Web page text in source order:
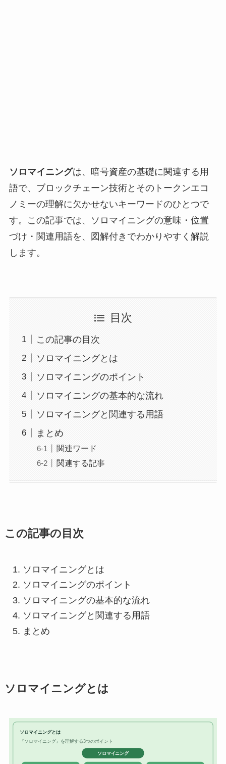
ソロマイニングは、暗号資産の基礎に関連する用
語で、ブロックチェーン技術とそのトークンエコ
ノミーの理解に欠かせないキーワードのひとつで
す。この記事では、ソロマイニングの意味・位置
づけ・関連用語を、図解付きでわかりやすく解説
します。
目次
この記事の目次
ソロマイニングとは
ソロマイニングのポイント
ソロマイニングの基本的な流れ
ソロマイニングと関連する用語
まとめ
関連ワード
関連する記事
この記事の目次
ソロマイニングとは
ソロマイニングのポイント
ソロマイニングの基本的な流れ
ソロマイニングと関連する用語
まとめ
ソロマイニングとは
ソロマイニングとは
『ソロマイニング』を理解する3つのポイント
ソロマイニング